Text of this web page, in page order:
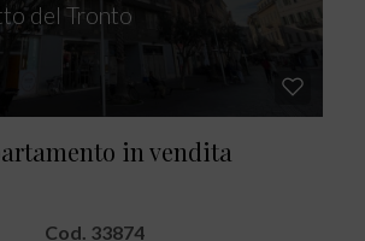
del Tronto
in vendita
Cod. 33874